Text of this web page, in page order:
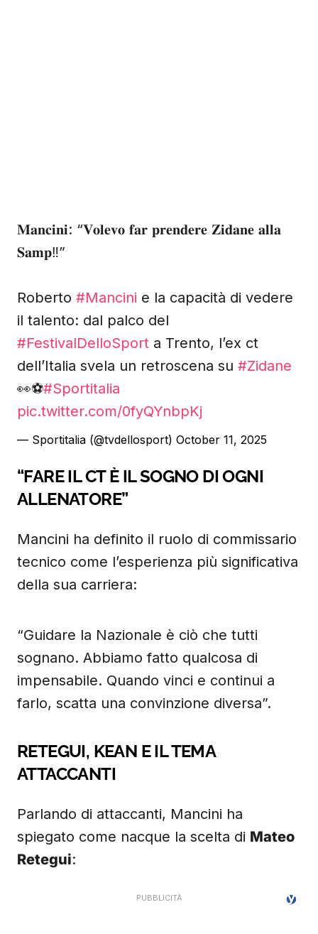
𝐌𝐚𝐧𝐜𝐢𝐧𝐢: “𝐕𝐨𝐥𝐞𝐯𝐨 𝐟𝐚𝐫 𝐩𝐫𝐞𝐧𝐝𝐞𝐫𝐞 𝐙𝐢𝐝𝐚𝐧𝐞 𝐚𝐥𝐥𝐚
𝐒𝐚𝐦𝐩‼️”
Roberto #Mancini e la capacità di vedere
il talento: dal palco del
#FestivalDelloSport a Trento, l’ex ct
dell’Italia svela un retroscena su #Zidane
👀⚽️#Sportitalia
pic.twitter.com/0fyQYnbpKj
— Sportitalia (@tvdellosport) October 11, 2025
“FARE IL CT È IL SOGNO DI OGNI
ALLENATORE”
Mancini ha definito il ruolo di commissario
tecnico come l’esperienza più significativa
della sua carriera:
“Guidare la Nazionale è ciò che tutti
sognano. Abbiamo fatto qualcosa di
impensabile. Quando vinci e continui a
farlo, scatta una convinzione diversa”.
RETEGUI, KEAN E IL TEMA
ATTACCANTI
Parlando di attaccanti, Mancini ha
spiegato come nacque la scelta di Mateo
Retegui: